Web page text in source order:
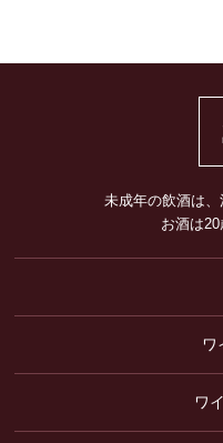
未成年の飲酒は、
お酒は20
ワ
ワ